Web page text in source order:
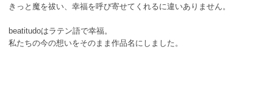
きっと魔を祓い、幸福を呼び寄せてくれるに違いありません。
beatitudoはラテン語で幸福。
私たちの今の想いをそのまま作品名にしました。